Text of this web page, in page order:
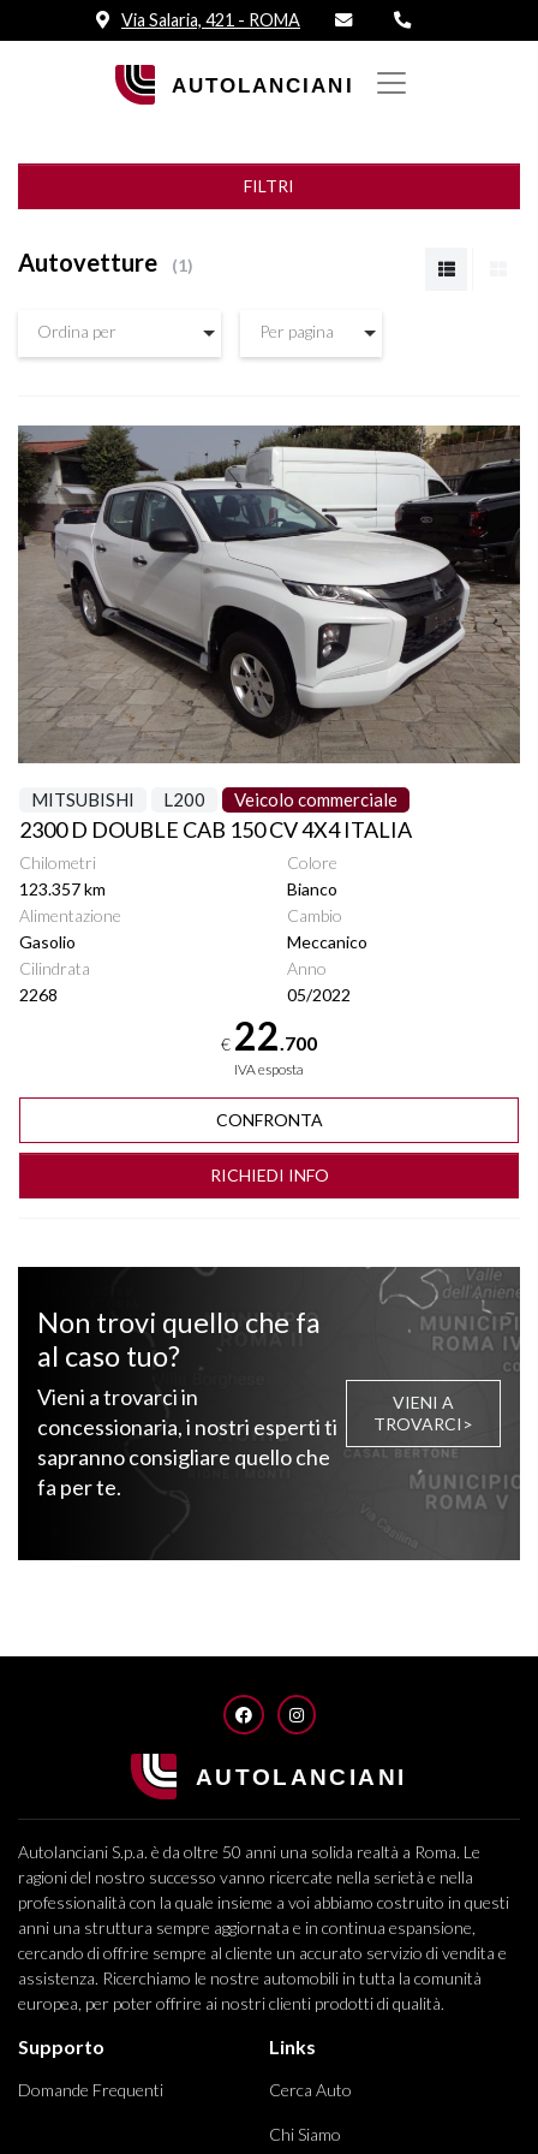
Via Salaria, 421 - ROMA
FILTRI
Autovetture 1
Ordina per Per pagina
Vedi dettagli
MITSUBISHI L200 Veicolo commerciale
2300 D DOUBLE CAB 150 CV 4X4 ITALIA
Chilometri
123.357 km
Colore
Bianco
Alimentazione
Gasolio
Cambio
Meccanico
Cilindrata
2268
Anno
05/2022
€ 22.700
IVA esposta
CONFRONTA
RICHIEDI INFO
Non trovi quello che fa
al caso tuo?
Vieni a trovarci in
concessionaria, i nostri esperti ti
sapranno consigliare quello che
fa per te.
VIENI A
TROVARCI>
FACEBOOKINSTAGRAM
Autolanciani S.p.a. è da oltre 50 anni una solida realtà a Roma. Le
ragioni del nostro successo vanno ricercate nella serietà e nella
professionalità con la quale insieme a voi abbiamo costruito in questi
anni una struttura sempre aggiornata e in continua espansione,
cercando di offrire sempre al cliente un accurato servizio di vendita e
assistenza. Ricerchiamo le nostre automobili in tutta la comunità
europea, per poter offrire ai nostri clienti prodotti di qualità.
Supporto
Domande Frequenti
Links
Cerca Auto
Chi Siamo